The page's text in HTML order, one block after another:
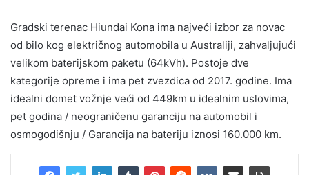
Gradski terenac Hiundai Kona ima najveći izbor za novac
od bilo kog električnog automobila u Australiji, zahvaljujući
velikom baterijskom paketu (64kVh). Postoje dve
kategorije opreme i ima pet zvezdica od 2017. godine. Ima
idealni domet vožnje veći od 449km u idealnim uslovima,
pet godina / neograničenu garanciju na automobil i
osmogodišnju / Garancija na bateriju iznosi 160.000 km.